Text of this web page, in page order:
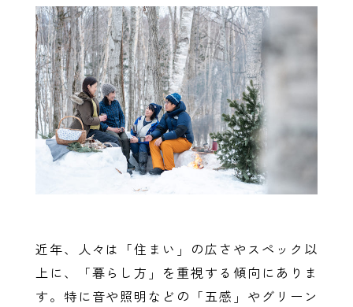
近年、人々は「住まい」の広さやスペック以
上に、「暮らし方」を重視する傾向にありま
す。特に音や照明などの「五感」やグリーン